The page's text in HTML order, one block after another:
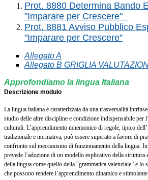
Prot. 8880 Determina Bando
"Imparare per Crescere"
Prot. 8881 Avviso Pubblico
"Imparare per Crescere"
Allegato A
Allegato B GRIGLIA
Approfondiamo la lingua Italiana
Descrizione modulo
La lingua italiana è caratterizzata da una trasversalità
studio delle altre discipline e condizione indispensabile per
culturali. L’apprendimento mnemonico di regole, tipico
tradizionale e normativa, può essere superato a favore di
confronto sul meccanismo di funzionamento della lingua.
prevede l’adozione di un modello esplicativo della struttura
della lingua come quello della “grammatica valenziale” e lo
che possono rendere l’apprendimento dinamico e stimolante.